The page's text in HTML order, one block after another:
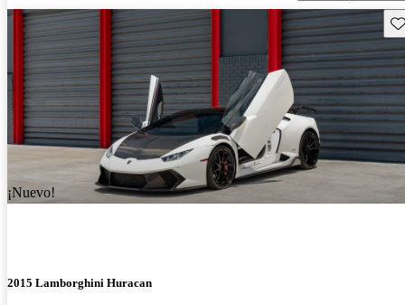
¡Nuevo!
2015 Lamborghini Huracan